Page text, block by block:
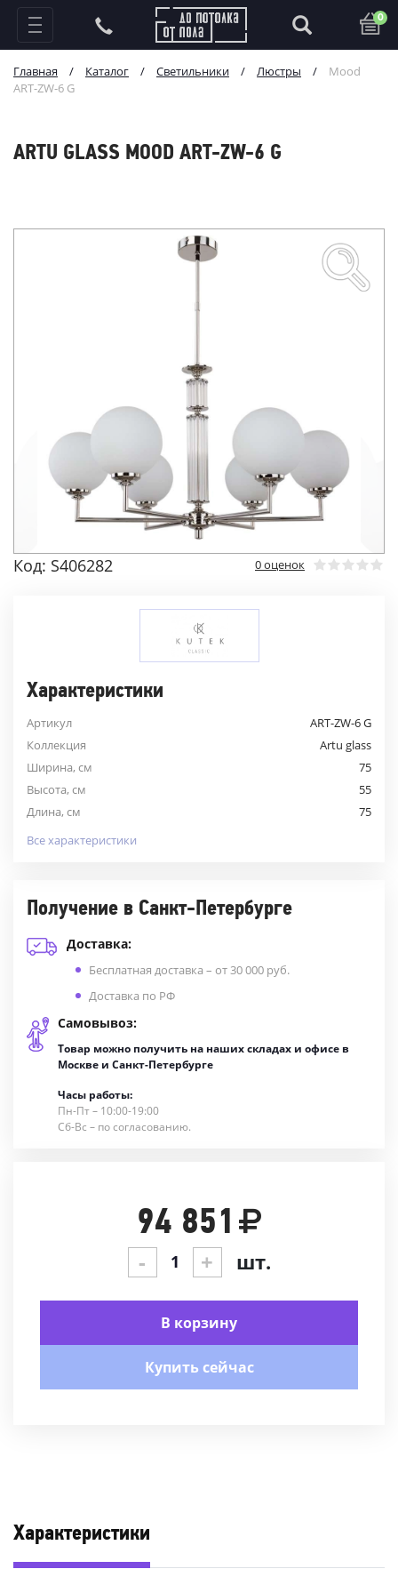
0
Главная / Каталог / Светильники / Люстры /
Mood
ART-ZW-6 G
ARTU GLASS MOOD ART-ZW-6 G
Код: S406282 0 оценок
Характеристики
Артикул
ART-ZW-6 G
Коллекция
Artu glass
Ширина, см
75
Высота, см
55
Длина, см
75
Все характеристики
Получение в Санкт-Петербурге
Доставка:
Бесплатная доставка – от 30 000 руб.
Доставка по РФ
Самовывоз:
Товар можно получить на наших складах и офисе в
Москве и Санкт-Петербурге
Часы работы:
Пн-Пт – 10:00-19:00
Сб-Вс – по согласованию.
94 851
- + шт.
В корзину
Купить сейчас
Характеристики